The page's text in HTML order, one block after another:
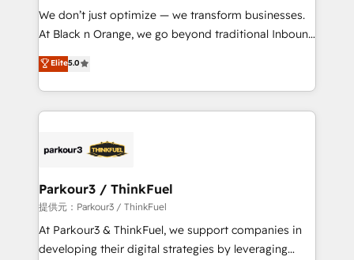
but small enough to listen. Our Services: HubSpot
implementations & data migration Custom AI agents
Website design Let’s turn your CRM into your growth
engine!
We don’t just optimize — we transform businesses.
At Black n Orange, we go beyond traditional Inbound
Marketing with our exclusive methodologies:
BOOMS and BOOST. Together, they form a powerful
combination that has driven success for over 800
businesses worldwide. As Elite HubSpot Partners, we
strategies that integrate data-driven marketing,
companies scale faster and smarter. 🔹 BOOMS:
Demand generation for all your buyers With BOOMS,
you invest in 100% of your buyers, accelerating your
growth and positioning yourself as an undisputed
Elite5.0
Parkour3 / ThinkFuel
提供元：Parkour3 / ThinkFuel
At Parkour3 & ThinkFuel, we support companies in
developing their digital strategies by leveraging